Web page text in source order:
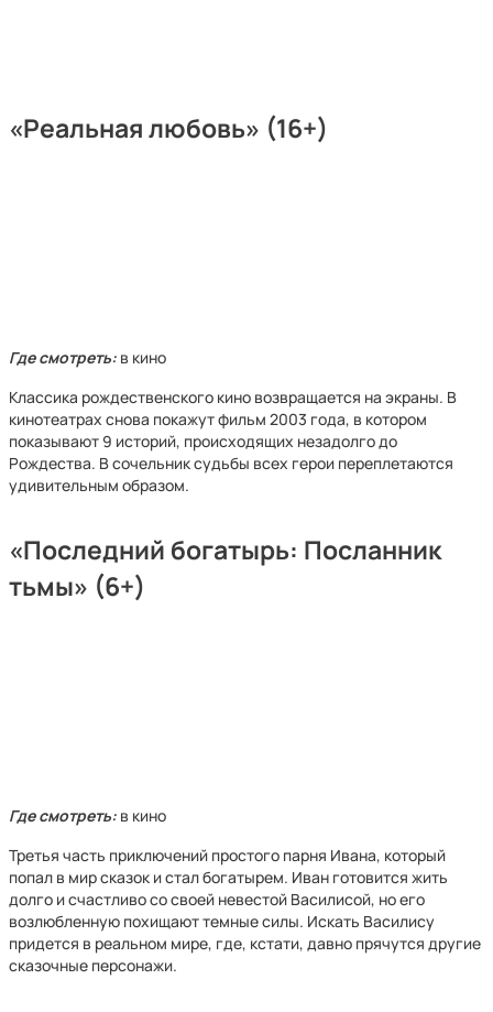
«Реальная любовь» (16+)
Где смотреть: в кино
Классика рождественского кино возвращается на экраны. В
кинотеатрах снова покажут фильм 2003 года, в котором
показывают 9 историй, происходящих незадолго до
Рождества. В сочельник судьбы всех герои переплетаются
удивительным образом.
«Последний богатырь: Посланник
тьмы» (6+)
Где смотреть: в кино
Третья часть приключений простого парня Ивана, который
попал в мир сказок и стал богатырем. Иван готовится жить
долго и счастливо со своей невестой Василисой, но его
возлюбленную похищают темные силы. Искать Василису
придется в реальном мире, где, кстати, давно прячутся другие
сказочные персонажи.